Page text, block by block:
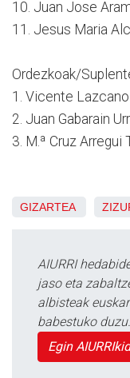
10. Juan Jose
11. Jesus Maria
Ordezkoak/
1. Vicente
2. Juan Gabarain
3. M.ª Cruz
GIZARTEA
AIURRI
jaso eta
albisteak
babestuko duzu.
Egin